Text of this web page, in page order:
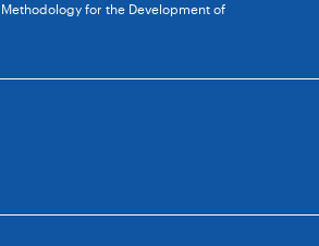
for the Development of